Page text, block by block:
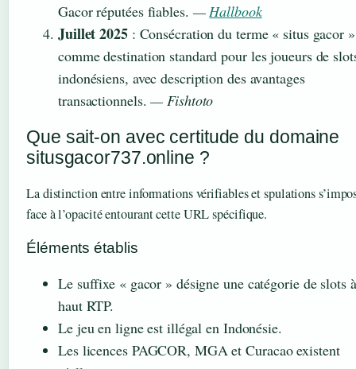
Gacor réputées fiables. — Hallbook
Juillet 2025: Consécration du terme « situs gacor »
comme destination standard pour les joueurs de
indonésiens, avec description des avantages
transactionnels.— Fishtoto
Que sait-on avec certitude du domaine
situsgacor737.online ?
La distinction entre informations vérifiables et spulations
face à l’opacité entourant cette URL spécifique.
Éléments établis
Le suffixe « gacor » désigne une catégorie de slots à
haut RTP.
Le jeu en ligne est illégal en Indonésie.
Les licences PAGCOR, MGA et Curacao existent